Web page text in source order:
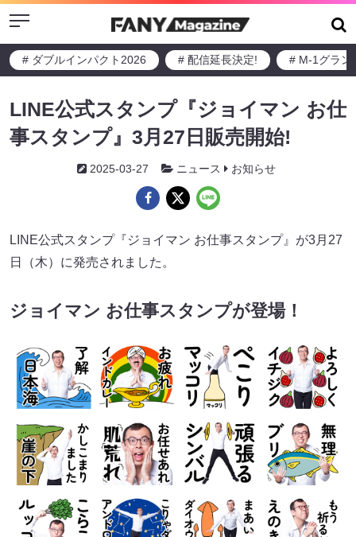
Menu
# ダブルインパクト2026 # 配信延長決定! # M-1グラン
LINE公式スタンプ『ジョイマン お仕
事スタンプ』3月27日販売開始!
2025-03-27 ニュース お知らせ
LINE公式スタンプ『ジョイマン お仕事スタンプ』が3月27
日（木）に発売されました。
ジョイマン お仕事スタンプが登場！